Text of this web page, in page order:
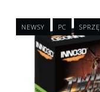
NEWSY PC